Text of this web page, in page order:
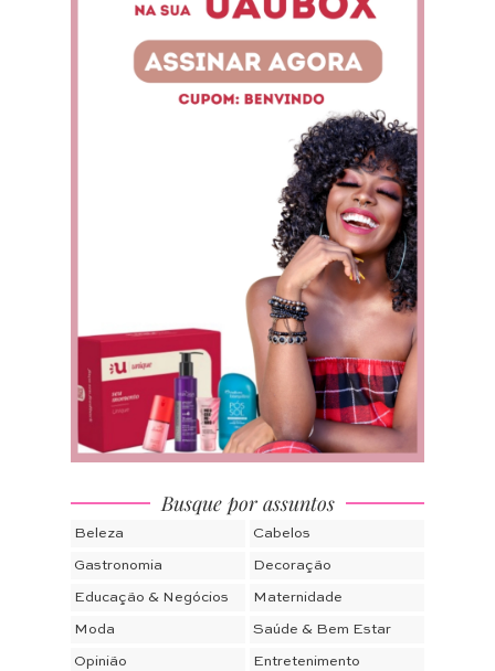
Busque por assuntos
Beleza Cabelos
Gastronomia Decoração
Educação & Negócios Maternidade
Moda Saúde & Bem Estar
Opinião Entretenimento